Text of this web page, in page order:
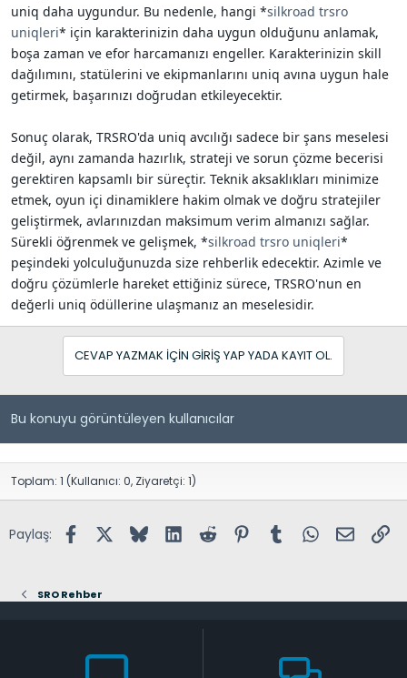
uniq daha uygundur. Bu nedenle, hangi *silkroad trsro
uniqleri* için karakterinizin daha uygun olduğunu anlamak,
boşa zaman ve efor harcamanızı engeller. Karakterinizin skill
dağılımını, statülerini ve ekipmanlarını uniq avına uygun hale
getirmek, başarınızı doğrudan etkileyecektir.
Sonuç olarak, TRSRO'da uniq avcılığı sadece bir şans meselesi
değil, aynı zamanda hazırlık, strateji ve sorun çözme becerisi
gerektiren kapsamlı bir süreçtir. Teknik aksaklıkları minimize
etmek, oyun içi dinamiklere hakim olmak ve doğru stratejiler
geliştirmek, avlarınızdan maksimum verim almanızı sağlar.
Sürekli öğrenmek ve gelişmek, *silkroad trsro uniqleri*
peşindeki yolculuğunuzda size rehberlik edecektir. Azimle ve
doğru çözümlerle hareket ettiğiniz sürece, TRSRO'nun en
değerli uniq ödüllerine ulaşmanız an meselesidir.
CEVAP YAZMAK IÇIN GIRIŞ YAP YADA KAYIT OL.
Bu konuyu görüntüleyen kullanıcılar
Toplam: 1 (Kullanıcı: 0, Ziyaretçi: 1)
Paylaş: FacebookX (Twitter)
BlueskyLinkedInReddit PinterestTumblr WhatsApp
E-posta
SRO Rehber